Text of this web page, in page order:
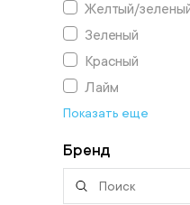
Желтый/
Зеленый
Красный
Лайм
Показать еще
Бренд